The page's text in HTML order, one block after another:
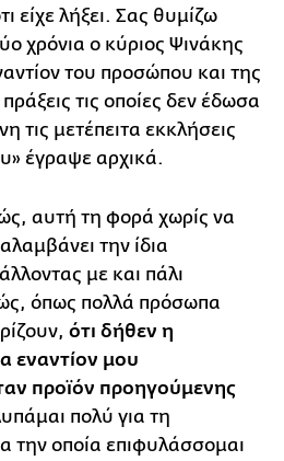
είχε λήξει. Σας θυμίζω
χρόνια ο κύριος Ψινάκης
του προσώπου και της
τις οποίες δεν έδωσα
τις μετέπειτα εκκλήσεις
έγραψε αρχικά.
αυτή τη φορά χωρίς να
την ίδια
με και πάλι
όπως πολλά πρόσωπα
ότι δήθεν η
εναντίον μου
προϊόν προηγούμενης
πολύ για τη
την οποία επιφυλάσσομαι